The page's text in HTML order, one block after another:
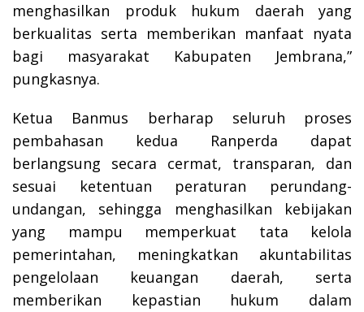
menghasilkan produk hukum daerah yang
berkualitas serta memberikan manfaat nyata
bagi masyarakat Kabupaten Jembrana,”
pungkasnya.
Ketua Banmus berharap seluruh proses
pembahasan kedua Ranperda dapat
berlangsung secara cermat, transparan, dan
sesuai ketentuan peraturan perundang-
undangan, sehingga menghasilkan kebijakan
yang mampu memperkuat tata kelola
pemerintahan, meningkatkan akuntabilitas
pengelolaan keuangan daerah, serta
memberikan kepastian hukum dalam